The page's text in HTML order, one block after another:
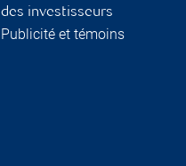
des investisseurs
Publicité et témoins